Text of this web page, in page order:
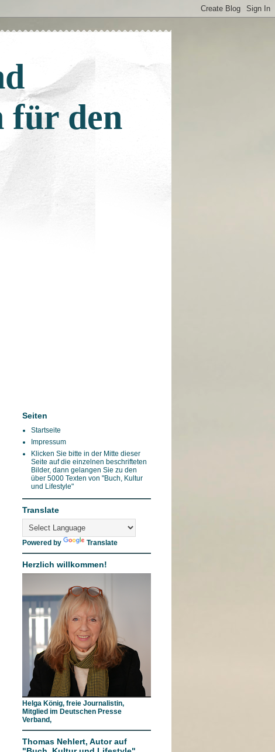
für den
Seiten
Startseite
Impressum
Klicken Sie bitte in der Mitte dieser
Seite auf die einzelnen beschrifteten
Bilder, dann gelangen Sie zu den
über 5000 Texten von "Buch, Kultur
und Lifestyle"
Translate
Powered by Translate
Herzlich willkommen!
Helga König, freie Journalistin,
Mitglied im Deutschen Presse
Verband,
Thomas Nehlert, Autor auf